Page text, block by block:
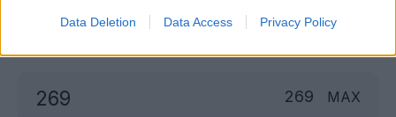
Data Deletion Data Access Privacy Policy
269 269 MAX